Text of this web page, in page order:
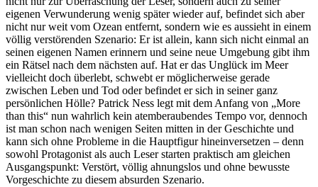
eigenen Verwunderung wenig später wieder auf, befindet sich aber
nicht nur weit vom Ozean entfernt, sondern wie es aussieht in einem
völlig verstörenden Szenario: Er ist allein, kann sich nicht einmal an
seinen eigenen Namen erinnern und seine neue Umgebung gibt ihm
ein Rätsel nach dem nächsten auf. Hat er das Unglück im Meer
vielleicht doch überlebt, schwebt er möglicherweise gerade
zwischen Leben und Tod oder befindet er sich in seiner ganz
persönlichen Hölle? Patrick Ness legt mit dem Anfang von „More
than this“ nun wahrlich kein atemberaubendes Tempo vor, dennoch
ist man schon nach wenigen Seiten mitten in der Geschichte und
kann sich ohne Probleme in die Hauptfigur hineinversetzen – denn
sowohl Protagonist als auch Leser starten praktisch am gleichen
Ausgangspunkt: Verstört, völlig ahnungslos und ohne bewusste
Vorgeschichte zu diesem absurden Szenario.